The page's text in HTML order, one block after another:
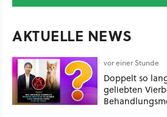
AKTUELLE NEWS
vor einer Stunde
Doppelt so
geliebten